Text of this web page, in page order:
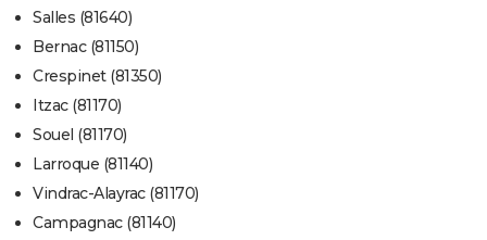
Salles (81640)
Bernac (81150)
Crespinet (81350)
Itzac (81170)
Souel (81170)
Larroque (81140)
Vindrac-Alayrac (81170)
Campagnac (81140)